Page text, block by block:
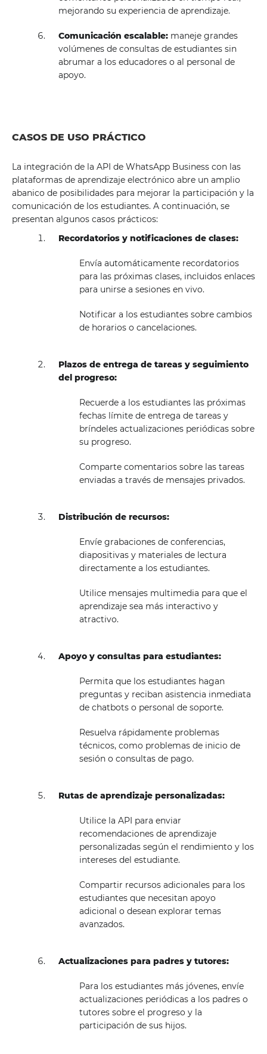
mejorando su experiencia de aprendizaje.
Comunicación escalable: maneje grandes
volúmenes de consultas de estudiantes sin
abrumar a los educadores o al personal de
apoyo.
CASOS DE USO PRÁCTICO
La integración de la API de WhatsApp Business con las
plataformas de aprendizaje electrónico abre un amplio
abanico de posibilidades para mejorar la participación y la
comunicación de los estudiantes. A continuación, se
presentan algunos casos prácticos:
Recordatorios y notificaciones de clases:
Envía automáticamente recordatorios
para las próximas clases, incluidos enlaces
para unirse a sesiones en vivo.
Notificar a los estudiantes sobre cambios
de horarios o cancelaciones.
Plazos de entrega de tareas y seguimiento
del progreso:
Recuerde a los estudiantes las próximas
fechas límite de entrega de tareas y
bríndeles actualizaciones periódicas sobre
su progreso.
Comparte comentarios sobre las tareas
enviadas a través de mensajes privados.
Distribución de recursos:
Envíe grabaciones de conferencias,
diapositivas y materiales de lectura
directamente a los estudiantes.
Utilice mensajes multimedia para que el
aprendizaje sea más interactivo y
atractivo.
Apoyo y consultas para estudiantes:
Permita que los estudiantes hagan
preguntas y reciban asistencia inmediata
de chatbots o personal de soporte.
Resuelva rápidamente problemas
técnicos, como problemas de inicio de
sesión o consultas de pago.
Rutas de aprendizaje personalizadas:
Utilice la API para enviar
recomendaciones de aprendizaje
personalizadas según el rendimiento y los
intereses del estudiante.
Compartir recursos adicionales para los
estudiantes que necesitan apoyo
adicional o desean explorar temas
avanzados.
Actualizaciones para padres y tutores:
Para los estudiantes más jóvenes, envíe
actualizaciones periódicas a los padres o
tutores sobre el progreso y la
participación de sus hijos.